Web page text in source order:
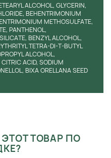
ALCOHOL, GLYCERIN,
BEHENTRIMONIUM
METHOSULFATE,
PANTHENOL,
BENZYL ALCOHOL,
TETRA-DI-T-BUTYL
ALCOHOL,
ACID, SODIUM
BIXA ORELLANA SEED
ТОВАР ПО